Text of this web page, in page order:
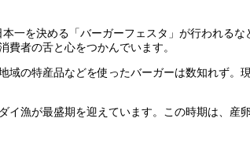
一を決める「バーガーフェスタ」が行われる
者の舌と心をつかんでいます。
の特産品などを使ったバーガーは数知れず
漁が最盛期を迎えています。この時期は、